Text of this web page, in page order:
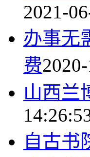
2021-
办事无
费
山西兰
自古书